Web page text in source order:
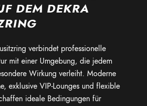
DEM DEKRA
verbindet professionelle
mit einer Umgebung, die jedem
Wirkung verleiht. Moderne
exklusive VIP-Lounges und flexible
ideale Bedingungen für